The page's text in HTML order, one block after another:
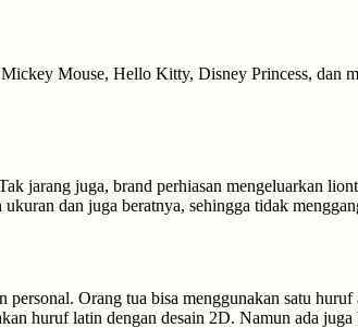
Mouse, Hello Kitty, Disney Princess, dan
jarang juga, brand perhiasan mengeluarkan
dan juga beratnya, sehingga tidak
Orang tua bisa menggunakan satu
huruf latin dengan desain 2D. Namun ada